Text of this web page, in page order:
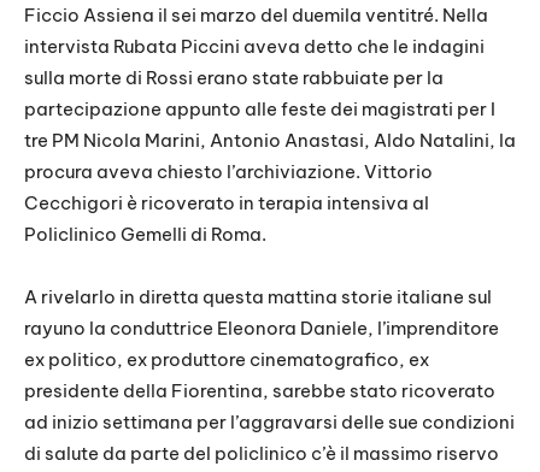
Ficcio Assiena il sei marzo del duemila ventitré. Nella
intervista Rubata Piccini aveva detto che le indagini
sulla morte di Rossi erano state rabbuiate per la
partecipazione appunto alle feste dei magistrati per I
tre PM Nicola Marini, Antonio Anastasi, Aldo Natalini, la
procura aveva chiesto l’archiviazione. Vittorio
Cecchigori è ricoverato in terapia intensiva al
Policlinico Gemelli di Roma.
A rivelarlo in diretta questa mattina storie italiane sul
rayuno la conduttrice Eleonora Daniele, l’imprenditore
ex politico, ex produttore cinematografico, ex
presidente della Fiorentina, sarebbe stato ricoverato
ad inizio settimana per l’aggravarsi delle sue condizioni
di salute da parte del policlinico c’è il massimo riservo